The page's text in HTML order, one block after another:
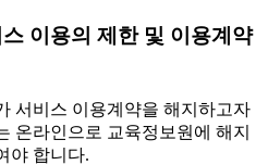
이용의 제한 및 이용계약
서비스 이용계약을 해지하고자
온라인으로 교육정보원에 해지
야 합니다.